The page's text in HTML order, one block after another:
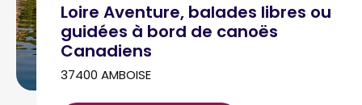
Loire Aventure, balades libres ou
guidées à bord de canoës
Canadiens
37400 AMBOISE